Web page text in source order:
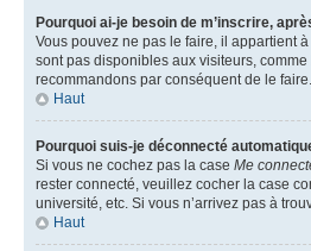
Pourquoi ai-je besoin de m’inscrire,
Vous pouvez ne pas le faire, il appartient
sont pas disponibles aux visiteurs,
recommandons par conséquent de le faire.
Haut
Pourquoi suis-je déconnecté
Si vous ne cochez pas la case Me
rester connecté, veuillez cocher la case
université, etc. Si vous n’arrivez pas à
Haut